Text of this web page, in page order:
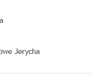
Jerycha